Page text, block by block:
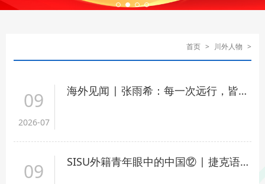
首页 > 川外人物 >
09
2026-07
海外见闻 | 张雨希：每一次远行，皆是自我的蜕变
09 SISU外籍青年眼中的中国⑫ | 捷克语外教马克：爱喝茶、爱读《孙子兵法》的“中国通”